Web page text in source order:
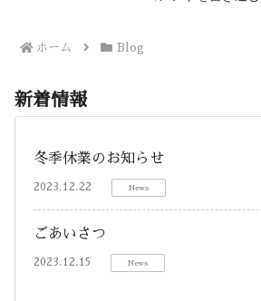
ホーム Blog
新着情報
冬季休業のお知らせ
2023.12.22 News
ごあいさつ
2023.12.15 News